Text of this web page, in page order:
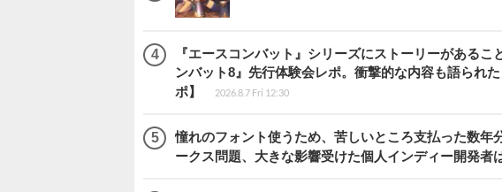
『エースコンバット』シリーズにストーリーがある
ンバット8』先行体験会レポ。衝撃的な内容も語られ
ポ】
2026.8.7 Fri 12:30
憧れのフォント使うため、苦しいところ支払った数
ークス問題、大きな影響受けた個人インディー開発者